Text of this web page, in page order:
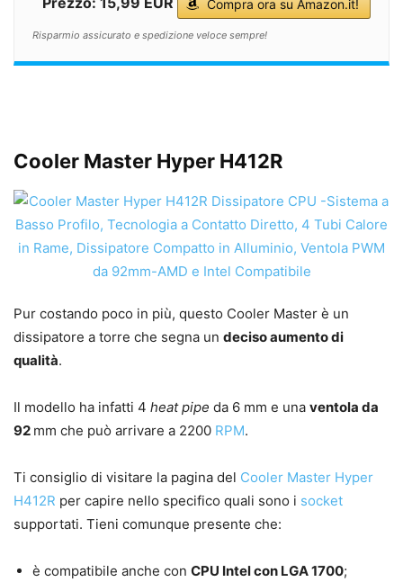
Compra ora su Amazon.it!
Risparmio assicurato e spedizione veloce sempre!
Cooler Master Hyper H412R
Pur costando poco in più, questo Cooler Master è un
dissipatore a torre che segna un deciso aumento di
qualità.
Il modello ha infatti 4 heat pipe da 6 mm e una ventola da
92 mm che può arrivare a 2200 RPM.
Ti consiglio di visitare la pagina del Cooler Master Hyper
H412R per capire nello specifico quali sono i socket
supportati. Tieni comunque presente che:
è compatibile anche con CPU Intel con LGA 1700;